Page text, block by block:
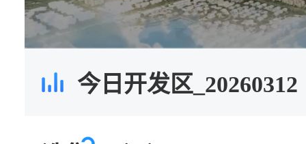
00:00 / 10:37
今日开发区_20260312